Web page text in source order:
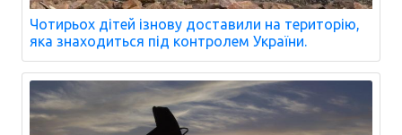
Чотирьох дітей ізнову доставили на територію,
яка знаходиться під контролем України.